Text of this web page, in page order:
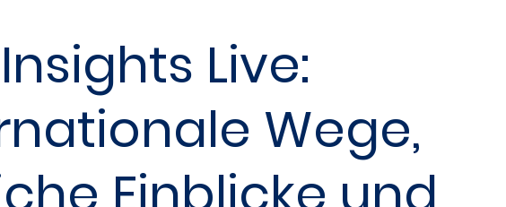
Live:
Wege,